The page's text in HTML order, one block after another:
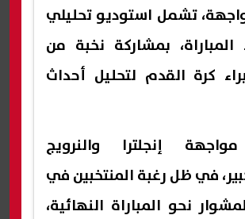
تشمل استوديو تحليلي
بمشاركة نخبة من
كرة القدم لتحليل أحداث
إنجلترا والنرويج
في ظل رغبة المنتخبين في
نحو المباراة النهائية،